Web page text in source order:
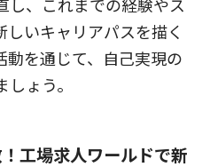
いキャリアパスを描く
動を通じて、自己実現の
ょう。
工場求人ワールドで新